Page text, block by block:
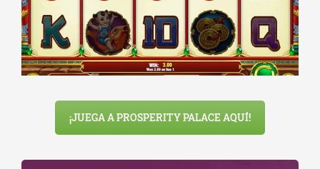
¡JUEGA A PROSPERITY PALACE AQUÍ!